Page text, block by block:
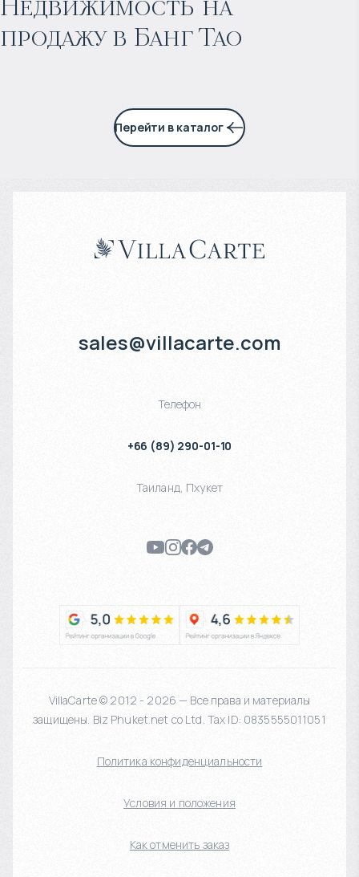
Недвижимость на
продажу в Банг Тао
6% годовых
Перейти в каталог
sales@villacarte.com
Телефон
+66 (89) 290-01-10
Таиланд, Пхукет
VillaCarte © 2012 - 2026 — Все права и материалы
защищены. Biz Phuket.net co Ltd. Tax ID: 0835555011051
Политика конфиденциальности
Условия и положения
Как отменить заказ